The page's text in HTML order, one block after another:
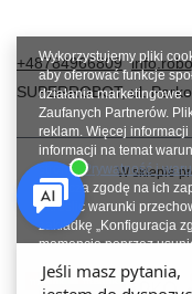
+48784966809
SUPERROBOT,ul.
W sklepie
Wykorzystujemy pliki
aby oferować funkcje
działania marketingowe
Zaufanych Partnerów.
reklam. Więcej
informacji na temat
stronie Prywatność i
oznacza zgodę na ich
określić warunki
zakładkę „Konfiguracja
momencie poprzez
urządzenia końcowego.